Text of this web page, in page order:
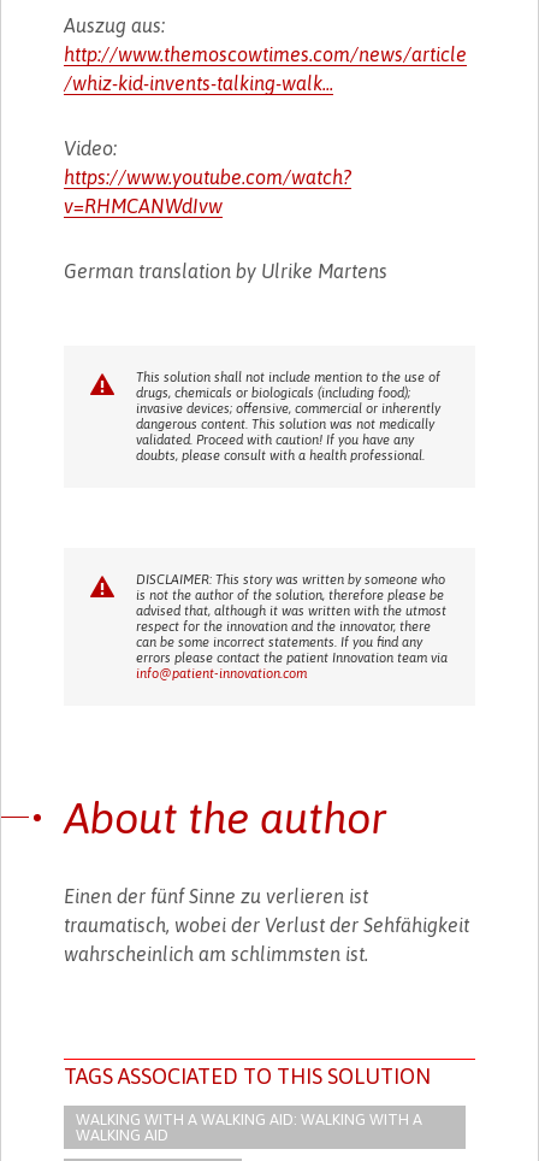
Auszug aus:
http://www.themoscowtimes.com/news/article
/whiz-kid-invents-talking-walk...
Video:
https://www.youtube.com/watch?
v=RHMCANWdIvw
German translation by Ulrike Martens
This solution shall not include mention to the use of
drugs, chemicals or biologicals (including food);
invasive devices; offensive, commercial or inherently
dangerous content. This solution was not medically
validated. Proceed with caution! If you have any
doubts, please consult with a health professional.
DISCLAIMER: This story was written by someone who
is not the author of the solution, therefore please be
advised that, although it was written with the utmost
respect for the innovation and the innovator, there
can be some incorrect statements. If you find any
errors please contact the patient Innovation team via
info@patient-innovation.com
About the author
Einen der fünf Sinne zu verlieren ist
traumatisch, wobei der Verlust der Sehfähigkeit
wahrscheinlich am schlimmsten ist.
TAGS ASSOCIATED TO THIS SOLUTION
WALKING WITH A WALKING AID: WALKING WITH A
WALKING AID